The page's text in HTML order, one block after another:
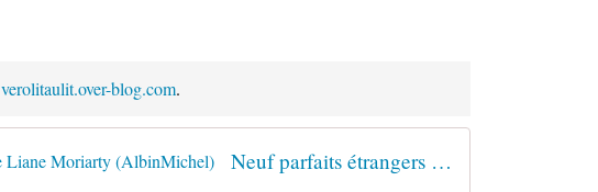
verolitaulit.over-blog.com.
Neuf parfaits étrangers de Liane Moriarty (AlbinMichel)